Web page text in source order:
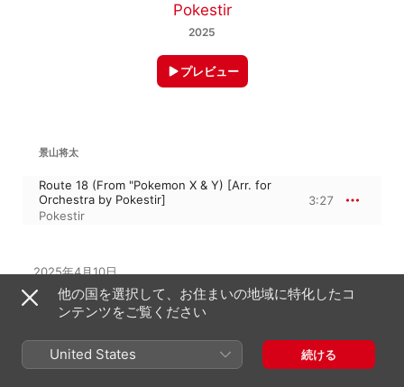
Pokestir
2025
プレビュー
景山将太
Route 18 (From "Pokemon X & Y) [Arr. for
Orchestra by Pokestir]
Pokestir
3:27
2025年4月10日
1トラック、3分
℗ 2025 Materia Collective / Materia Music Inc.
このアルバムには
他の国を選択して、お住まいの地域に特化したコ
ンテンツをご覧ください
United States 続ける